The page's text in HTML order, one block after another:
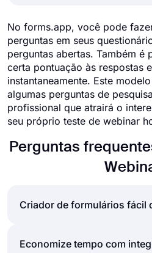
No forms.app, você pode
perguntas em seus
perguntas abertas. Também é
certa pontuação às respostas
instantaneamente. Este
algumas perguntas de
profissional que atrairá o
seu próprio teste de webinar
Perguntas
Criador de formulários fácil
Criar formulários e
Economize tempo com